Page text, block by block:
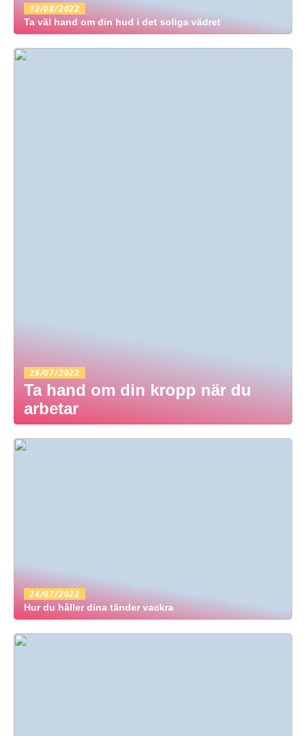
12/08/2022
Ta väl hand om din hud i det soliga vädret
26/07/2022
Ta hand om din kropp när du
arbetar
24/07/2022
Hur du håller dina tänder vackra